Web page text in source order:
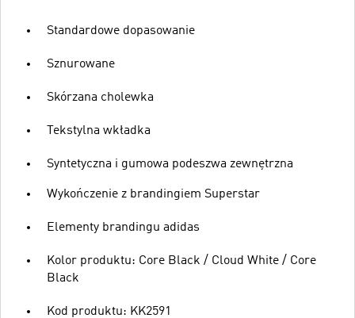
Standardowe dopasowanie
Sznurowane
Skórzana cholewka
Tekstylna wkładka
Syntetyczna i gumowa podeszwa zewnętrzna
Wykończenie z brandingiem Superstar
Elementy brandingu adidas
Kolor produktu: Core Black / Cloud White / Core
Black
Kod produktu: KK2591